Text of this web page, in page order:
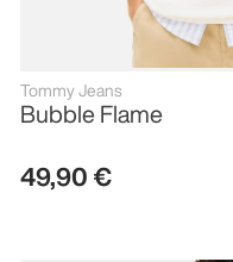
Tommy Jeans
Bubble Flame
49,90 €